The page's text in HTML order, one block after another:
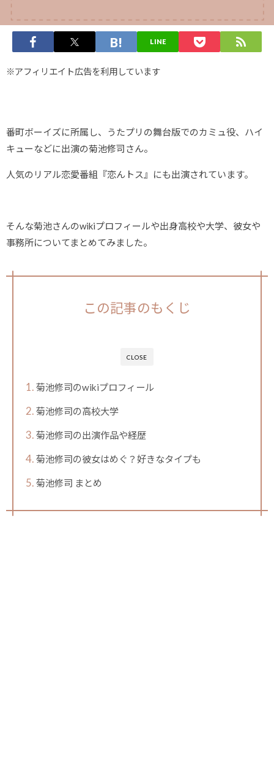
LINE
※アフィリエイト広告を利用しています
番町ボーイズに所属し、うたプリの舞台版でのカミュ役、ハイ
キューなどに出演の菊池修司さん。
人気のリアル恋愛番組『恋んトス』にも出演されています。
そんな菊池さんのwikiプロフィールや出身高校や大学、彼女や
事務所についてまとめてみました。
CLOSE
この記事のもくじ
菊池修司のwikiプロフィール
菊池修司の高校大学
菊池修司の出演作品や経歴
菊池修司の彼女はめぐ？好きなタイプも
菊池修司 まとめ